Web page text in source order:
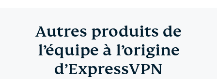
Autres produits de
l’équipe à l’origine
d’ExpressVPN